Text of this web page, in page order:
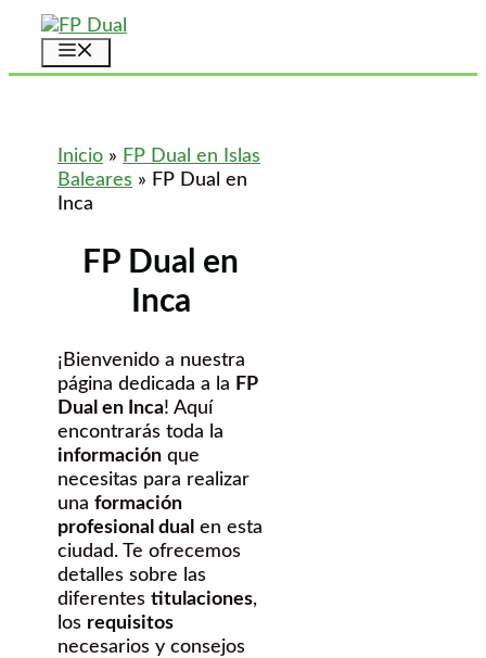
Saltar
contenido
Inicio » FP Dual en Islas
Baleares » FP Dual en
Inca
FP Dual en
Inca
¡Bienvenido a nuestra
página dedicada a la FP
Dual en Inca! Aquí
encontrarás toda la
información que
necesitas para realizar
una formación
profesional dual en esta
ciudad. Te ofrecemos
detalles sobre las
diferentes titulaciones,
los requisitos
necesarios y consejos